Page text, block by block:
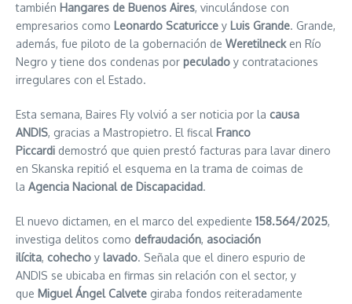
también Hangares de Buenos Aires, vinculándose con
empresarios como Leonardo Scaturicce y Luis Grande. Grande,
además, fue piloto de la gobernación de Weretilnecken Río
Negro y tiene dos condenas por peculado y contrataciones
irregulares con el Estado.
Esta semana, Baires Fly volvió a ser noticia por la causa
ANDIS, gracias a Mastropietro. El fiscal Franco
Piccardi demostró que quien prestó facturas para lavar dinero
en Skanska repitió el esquema en la trama de coimas de
la Agencia Nacional de Discapacidad.
El nuevo dictamen, en el marco del expediente 158.564/2025,
investiga delitos como defraudación, asociación
ilícita, cohecho y lavado. Señala que el dinero espurio de
ANDIS se ubicaba en firmas sin relación con el sector, y
que Miguel Ángel Calvete giraba fondos reiteradamente